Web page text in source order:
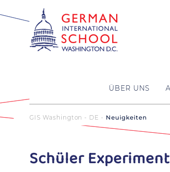
ÜBER UNS
GIS Washington - DE Neuigkeiten
Schüler